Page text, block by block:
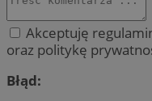
Akceptuję
oraz politykę
Błąd: